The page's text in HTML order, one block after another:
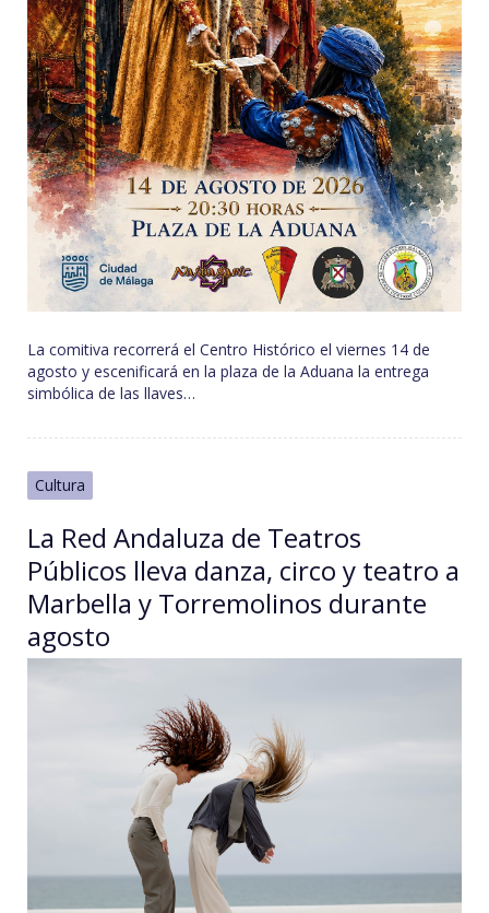
La comitiva recorrerá el Centro Histórico el viernes 14 de
agosto y escenificará en la plaza de la Aduana la entrega
simbólica de las llaves…
Cultura
La Red Andaluza de Teatros
Públicos lleva danza, circo y teatro a
Marbella y Torremolinos durante
agosto